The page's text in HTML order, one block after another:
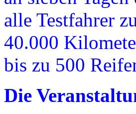
alle Testfahrer
40.000
bis zu 500
Die